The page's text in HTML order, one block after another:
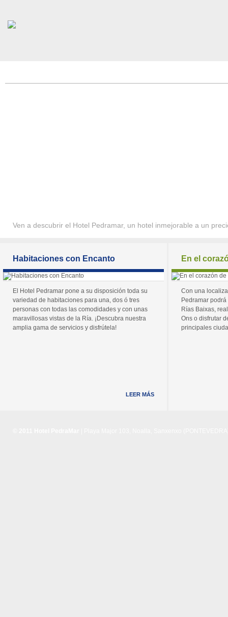
Ven a descubrir el Hotel Pedramar, un hotel inmejorable a un
Habitaciones con Encanto
El Hotel Pedramar pone a su disposición toda su
variedad de habitaciones para una, dos ó tres
personas con todas las comodidades y con unas
maravillosas vistas de la Ría. ¡Descubra nuestra
amplia gama de servicios y disfrútela!
LEER MÁS
En el
Con una
Pedramar
Rías Baixas,
Ons o disfrutar
principales